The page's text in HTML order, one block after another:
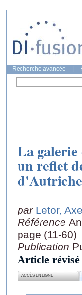
Recherche avancée
La
un reflet
d'Autriche
par Letor,
Référence
page (11-60)
Publication
Article
ACCÈS EN LIGNE